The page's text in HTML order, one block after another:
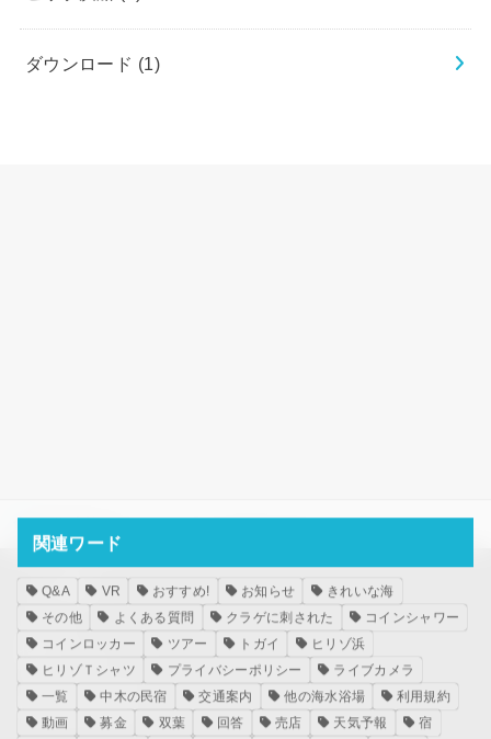
ダウンロード (1)
関連ワード
Q&A VR おすすめ! お知らせ
きれいな海
その他
よくある質問 クラゲに刺された
コインシャワー
コインロッカー
ツアー トガイ
ヒリゾ浜
ヒリゾＴシャツ
プライバシーポリシー
ライブカメラ
一覧
中木の民宿 交通案内 他の海水浴場
利用規約
動画
募金 双葉 回答 売店 天気予報 宿
メタ情報
ログイン
投稿フィード
コメントフィード
WordPress.org